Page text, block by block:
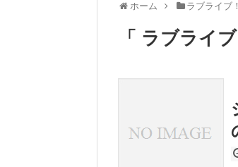
ホーム ラブライブ！
「 ラブライ